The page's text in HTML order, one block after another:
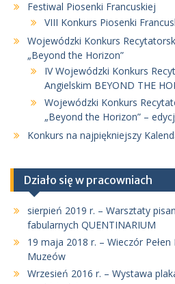
Festiwal Piosenki Francuskiej
VIII Konkurs Piosenki
Wojewódzki Konkurs
„Beyond the Horizon”
IV Wojewódzki Konkurs
Angielskim BEYOND THE
Wojewódzki Konkurs
„Beyond the Horizon” –
Konkurs na najpiękniejszy
Działo się w pracowniach
sierpień 2019 r. – Warsztaty
fabularnych QUENTINARIUM
19 maja 2018 r. – Wieczór
Muzeów
Wrzesień 2016 r. – Wystawa